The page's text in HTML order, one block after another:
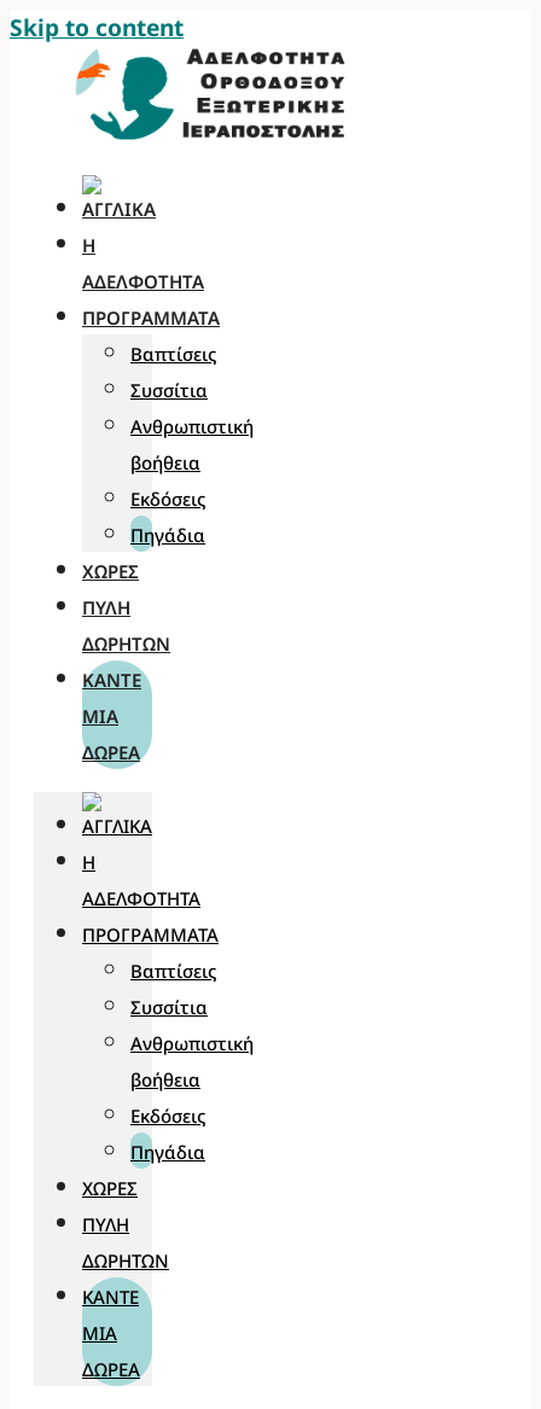
Skip to content
Η
ΑΔΕΛΦΌΤΗΤΑ
ΠΡΟΓΡΆΜΜΑΤΑ
Βαπτίσεις
Συσσίτια
Ανθρωπιστική
βοήθεια
Εκδόσεις
Πηγάδια
ΧΏΡΕΣ
ΠΎΛΗ
ΔΩΡΗΤΏΝ
ΚΆΝΤΕ
ΜΊΑ
ΔΩΡΕΆ
Η
ΑΔΕΛΦΌΤΗΤΑ
ΠΡΟΓΡΆΜΜΑΤΑ
Βαπτίσεις
Συσσίτια
Ανθρωπιστική
βοήθεια
Εκδόσεις
Πηγάδια
ΧΏΡΕΣ
ΠΎΛΗ
ΔΩΡΗΤΏΝ
ΚΆΝΤΕ
ΜΊΑ
ΔΩΡΕΆ